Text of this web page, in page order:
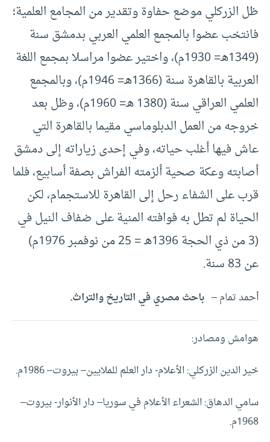
ظل الزركلي موضع حفاوة وتقدير من المجامع العلمية؛
فانتخب عضوا بالمجمع العلمي العربي بدمشق سنة
(1349هـ= 1930م)، واختير عضوا مراسلا بمجمع اللغة
العربية بالقاهرة سنة (1366هـ= 1946م)، وبالمجمع
العلمي العراقي سنة (1380 هـ= 1960م)، وظل بعد
خروجه من العمل الدبلوماسي مقيما بالقاهرة التي
عاش فيها أغلب حياته، وفي إحدى زياراته إلى دمشق
أصابته وعكة صحية ألزمته الفراش بصفة أسابيع، فلما
قرب على الشفاء رحل إلى القاهرة للاستجمام، لكن
الحياة لم تطل به فوافته المنية على ضفاف النيل في
(3 من ذي الحجة 1396هـ = 25 من نوفمبر 1976م)
عن 83 سنة.
أحمد تمام – باحث مصري في التاريخ والتراث.
هوامش ومصادر:
خير الدين الزركلي: الأعلام- دار العلم للملايين– بيروت– 1986م.
سامي الدهاق: الشعراء الأعلام في سوريا– دار الأنوار- بيروت–
1968م.